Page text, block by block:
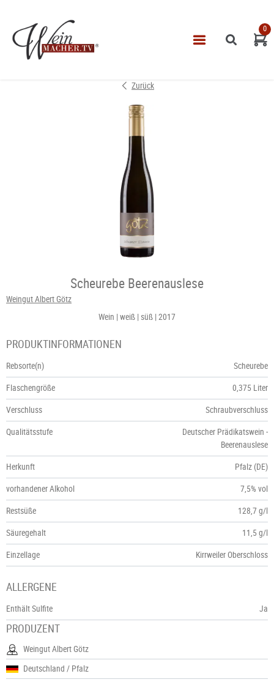
VINOTHEK
LEISTUNGEN
IMPRESSUM
0
Zurück
Scheurebe Beerenauslese
Weingut Albert Götz
Wein weiß süß 2017
PRODUKTINFORMATIONEN
Rebsorte(n)
Scheurebe
Flaschengröße
0,375 Liter
Verschluss
Schraubverschluss
Qualitätsstufe
Deutscher Prädikatswein -
Beerenauslese
Herkunft
Pfalz (DE)
vorhandener Alkohol
7,5% vol
Restsüße
128,7 g/l
Säuregehalt
11,5 g/l
Einzellage
Kirrweiler Oberschloss
ALLERGENE
Enthält Sulfite Ja
PRODUZENT
Weingut Albert Götz
Deutschland / Pfalz